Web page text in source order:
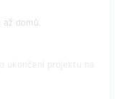
domů.